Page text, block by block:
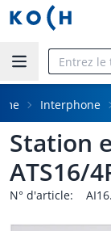
Aller au contenu
Interphone
Station
ATS16/
N° d'article: